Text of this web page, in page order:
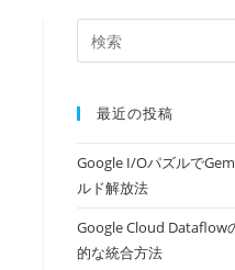
最近の投稿
Google I/Oパズルで
ルド解放法
Google Cloud Dataflow
的な統合方法